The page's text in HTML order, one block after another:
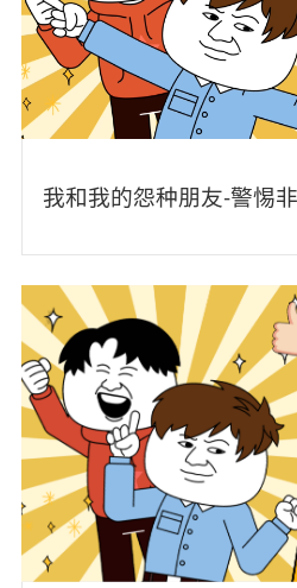
我和我的怨种朋友-警惕